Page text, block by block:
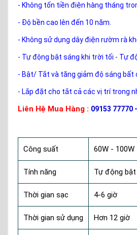
- Không tốn tiền điện hàng tháng
- Độ bền cao lên đến 10 năm.
- Không sử dụng dây điện rườm rà
- Tự động bật sáng khi trời tối - Tự
- Bật/ Tắt và tăng giảm độ sáng bất
- Lắp đặt cho tắt cả các vị trí trong
Liên Hệ Mua Hàng : 09153 77770
Công suất 60W -
Tính năng Tự động
Thời gian sạc 4-6 giờ
Thời gian sử dụng Hơn 12 giờ